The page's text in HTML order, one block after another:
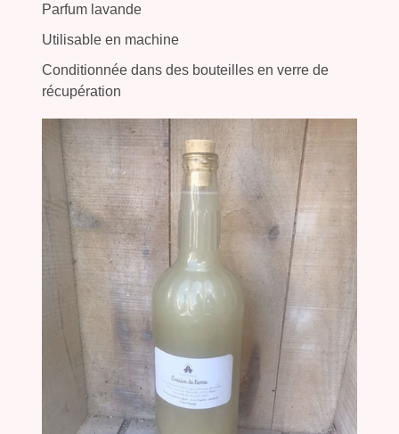
Parfum lavande
Utilisable en machine
Conditionnée dans des bouteilles en verre de
récupération